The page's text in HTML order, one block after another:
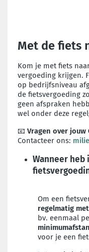
Met de fiets
Kom je met fiets
vergoeding krijgen.
op bedrijfsniveau
de fietsvergoeding
geen afspraken
wel onder deze
📧 Vragen over jouw
Contacteer ons:
Wanneer heb
Om een
regelmatig
bv. eenmaal
voor je een